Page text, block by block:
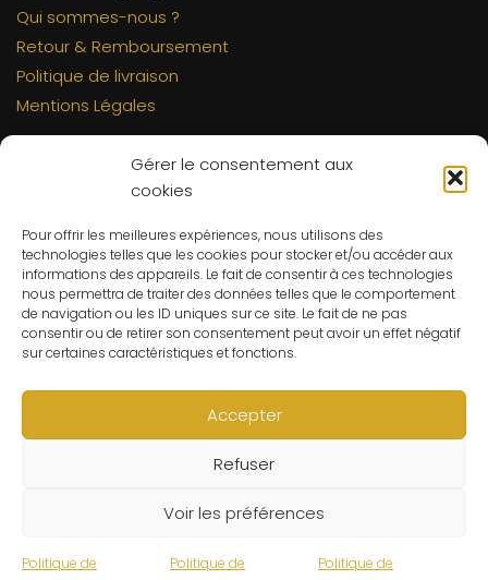
Gérer le consentement aux
cookies
Pour offrir les meilleures expériences, nous utilisons des
technologies telles que les cookies pour stocker et/ou accéder aux
informations des appareils. Le fait de consentir à ces technologies
nous permettra de traiter des données telles que le comportement
de navigation ou les ID uniques sur ce site. Le fait de ne pas
consentir ou de retirer son consentement peut avoir un effet négatif
sur certaines caractéristiques et fonctions.
Accepter
Refuser
Voir les préférences
Politique de Politique de Politique de
Qui sommes-nous ?
Retour & Remboursement
Politique de livraison
Mentions Légales
Contact
C.G.V
Suivre ma commande
CONTACT
Un problème ? Une question ? Le Refuge du Sorcier™ est
à votre disposition 7j/7 et 24h/24.
Notre règle d’or ? Un client 100% satisfait.
© Le Refuge du Sorcier™